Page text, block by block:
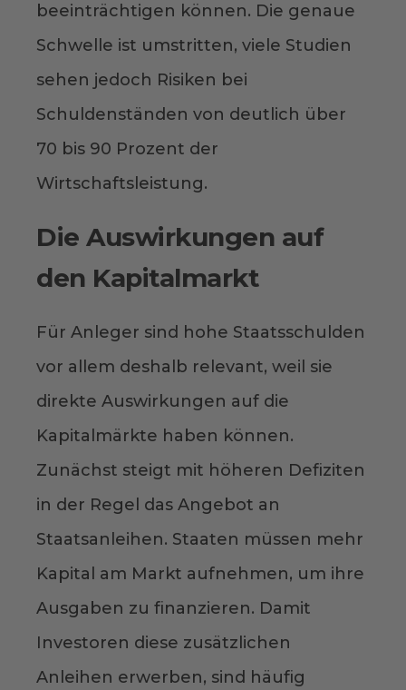
beeinträchtigen können. Die genaue
Schwelle ist umstritten, viele Studien
sehen jedoch Risiken bei
Schuldenständen von deutlich über
70 bis 90 Prozent der
Wirtschaftsleistung.
Die Auswirkungen auf
den Kapitalmarkt
Für Anleger sind hohe Staatsschulden
vor allem deshalb relevant, weil sie
direkte Auswirkungen auf die
Kapitalmärkte haben können.
Zunächst steigt mit höheren Defiziten
in der Regel das Angebot an
Staatsanleihen. Staaten müssen mehr
Kapital am Markt aufnehmen, um ihre
Ausgaben zu finanzieren. Damit
Investoren diese zusätzlichen
Anleihen erwerben, sind häufig